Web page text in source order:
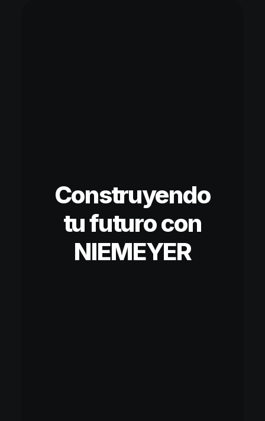
Construyendo
tu futuro con
NIEMEYER